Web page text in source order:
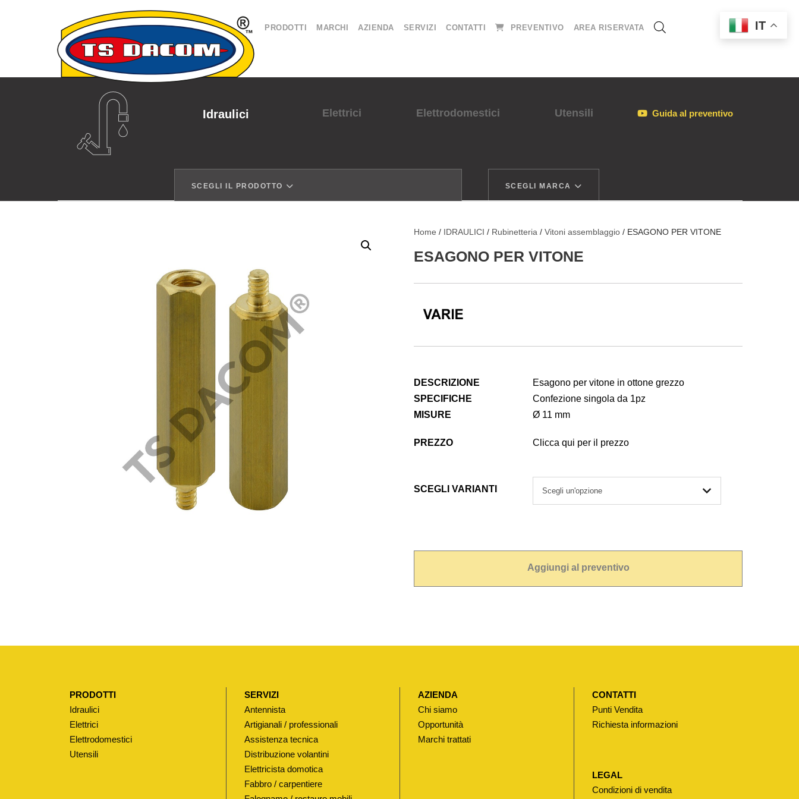
PRODOTTI MARCHI AZIENDA SERVIZI CONTATTI PREVENTIVO AREA RISERVATA
Idraulici Elettrici Elettrodomestici Utensili Guida al preventivo
SCEGLI IL PRODOTTO SCEGLI MARCA
Home / IDRAULICI / Rubinetteria /Vitoni assemblaggio / ESAGONO PER VITONE
ESAGONO PER VITONE
DESCRIZIONE
Esagono per vitone in ottone grezzo
SPECIFICHE
Confezione singola da 1pz
MISURE
Ø 11 mm
PREZZO Clicca qui per il prezzo
SCEGLI VARIANTI
Aggiungi al preventivo
PRODOTTI
Idraulici
Elettrici
Elettrodomestici
Utensili
SERVIZI
Antennista
Artigianali / professionali
Assistenza tecnica
Distribuzione volantini
Elettricista domotica
Fabbro / carpentiere
AZIENDA
Chi siamo
Opportunità
Marchi trattati
CONTATTI
Punti Vendita
Richiesta informazioni
LEGAL
Condizioni di vendita
IT